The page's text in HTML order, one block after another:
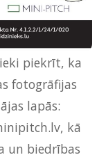
piekrīt, ka
fotogrāfijas
lapās:
, kā
un biedrības